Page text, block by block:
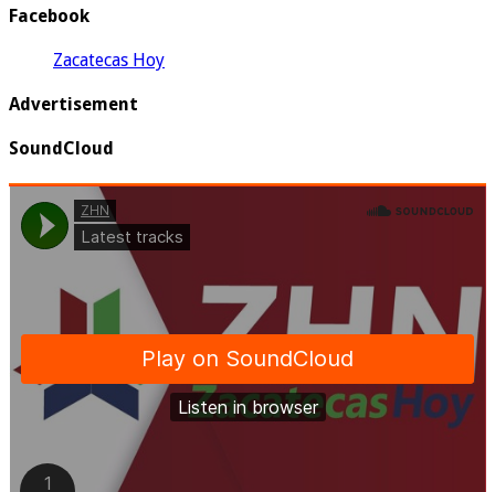
Facebook
Zacatecas Hoy
Advertisement
SoundCloud